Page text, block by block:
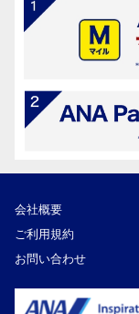
会社概要
ご利用規約
お問い合わせ